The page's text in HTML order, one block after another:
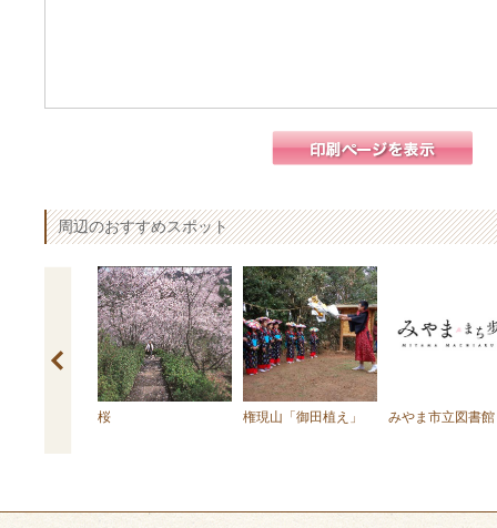
周辺のおすすめスポット
桜 権現山「御田植え」 みやま市立図書館